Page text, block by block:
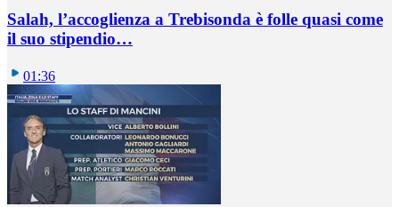
Salah, l’accoglienza a Trebisonda è folle quasi come
il suo stipendio…
01:36